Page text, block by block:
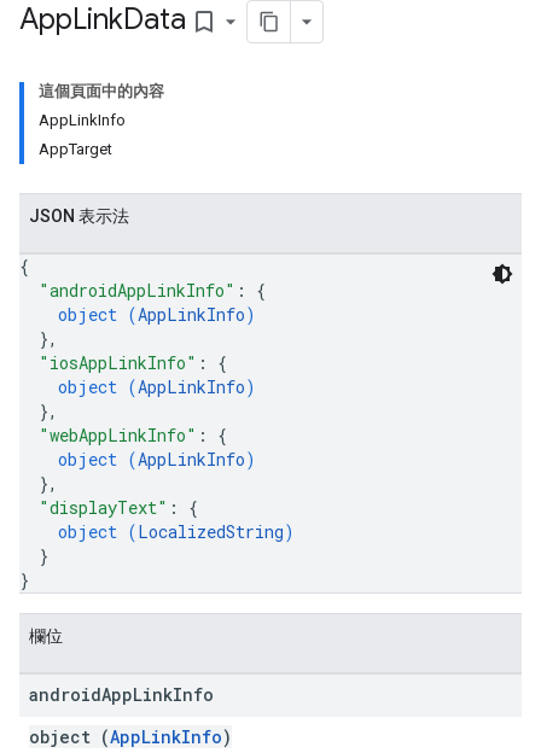
AppLinkData bookmark_border
這個頁面中的內容
AppLinkInfo
AppTarget
JSON 表示法
{
"androidAppLinkInfo" : {
object (AppLinkInfo)
},
"iosAppLinkInfo" : {
object (AppLinkInfo)
},
"webAppLinkInfo" : {
object (AppLinkInfo)
},
"displayText" : {
object (LocalizedString)
}
}
欄位
androidAppLinkInfo
object (AppLinkInfo)